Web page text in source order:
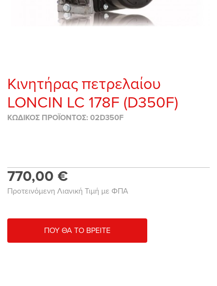
Κινητήρας πετρελαίου
LONCIN LC 178F (D350F)
ΚΩΔΙΚΟΣ ΠΡΟΪΟΝΤΟΣ: 02D350F
770,00 €
Προτεινόμενη Λιανική Τιμή με ΦΠΑ
ΠΟΥ ΘΑ ΤΟ ΒΡΕΙΤΕ